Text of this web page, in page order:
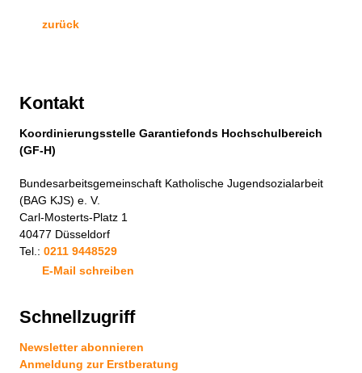
zurück
Kontakt
Koordinierungsstelle Garantiefonds Hochschulbereich
(GF-H)
Bundesarbeitsgemeinschaft Katholische Jugendsozialarbeit
(BAG KJS) e. V.
Carl-Mosterts-Platz 1
40477 Düsseldorf
Tel.: 0211 9448529
E-Mail schreiben
Schnellzugriff
Newsletter abonnieren
Anmeldung zur Erstberatung